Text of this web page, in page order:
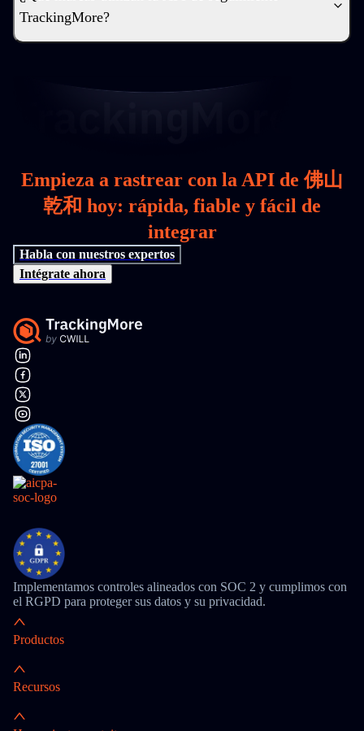
TrackingMore?
Empieza a rastrear con la API de 佛山
乾和 hoy: rápida, fiable y fácil de
integrar
Habla con nuestros expertos
Intégrate ahora
Implementamos controles alineados con SOC 2 y cumplimos con
el RGPD para proteger sus datos y su privacidad.
Productos
Recursos